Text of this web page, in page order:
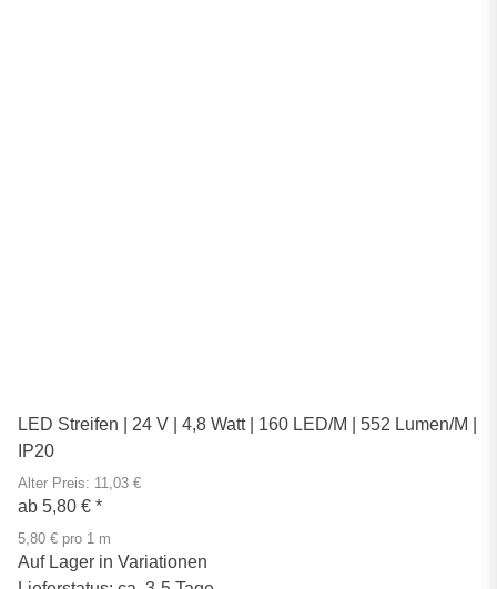
LED Streifen | 24 V | 4,8 Watt | 160 LED/M | 552 Lumen/M |
IP20
Alter Preis: 11,03 €
ab 5,80 € *
5,80 € pro 1 m
Auf Lager in Variationen